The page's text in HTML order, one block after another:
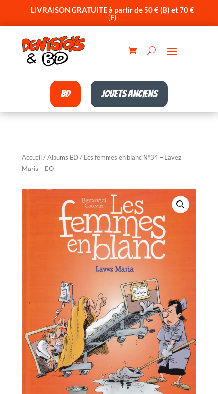
LIVRAISON GRATUITE à partir de 50 € (B) et 70 €
(F)
BD Jouets anciens
Accueil/Albums BD / Les femmes en blanc N°34 – Lavez
Maria – EO